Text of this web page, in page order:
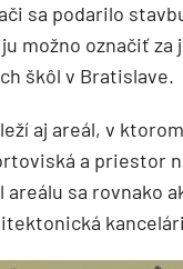
sa podarilo
možno označiť za
škôl v Bratislave.
aj areál, v
a priestor
areálu sa rovnako